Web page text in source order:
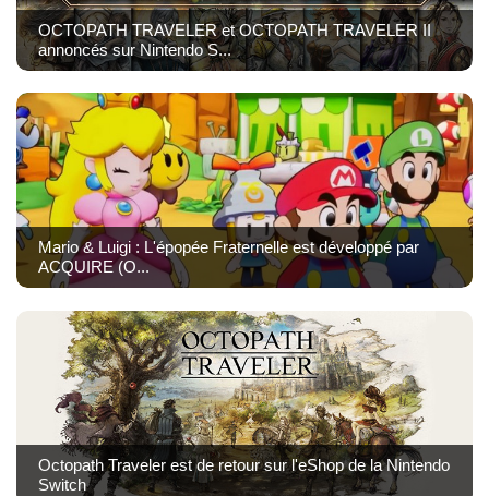
OCTOPATH TRAVELER et OCTOPATH TRAVELER II
annoncés sur Nintendo S...
Mario & Luigi : L'épopée Fraternelle est développé par
ACQUIRE (O...
Octopath Traveler est de retour sur l'eShop de la Nintendo
Switch